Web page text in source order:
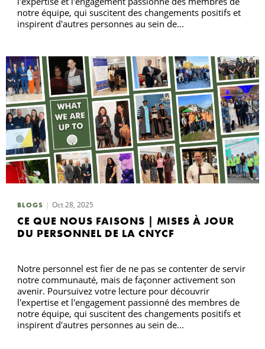
notre équipe, qui suscitent des changements positifs et
inspirent d'autres personnes au sein de...
BLOGS Oct 28, 2025
CE QUE NOUS FAISONS | MISES À JOUR
DU PERSONNEL DE LA CNYCF
Notre personnel est fier de ne pas se contenter de servir
notre communauté, mais de façonner activement son
avenir. Poursuivez votre lecture pour découvrir
l'expertise et l'engagement passionné des membres de
notre équipe, qui suscitent des changements positifs et
inspirent d'autres personnes au sein de...